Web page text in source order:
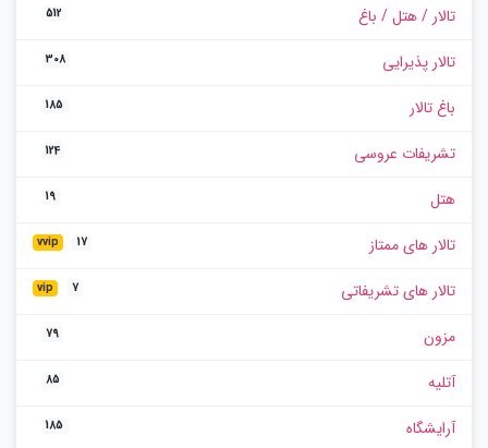
تالار / هتل / باغ 512
تالار پذیرایی 308
باغ تالار 185
تشریفات عروسی 124
هتل 19
تالار های ممتاز vvip 17
تالار های تشریفاتی vip 7
مزون 79
آتلیه 85
آرایشگاه 185